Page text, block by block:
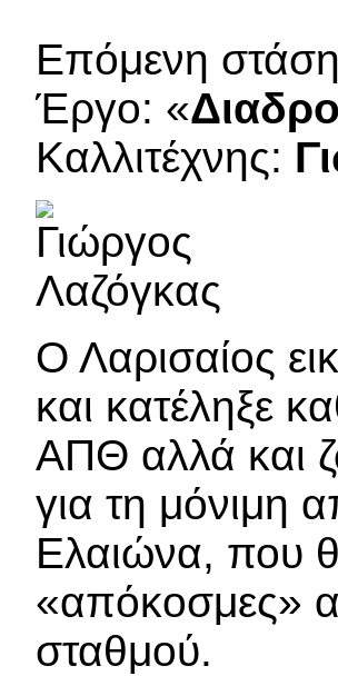
Επόμενη
Έργο: «
Καλλιτέχνης:
Ο Λαρισαίος
και κατέληξε
ΑΠΘ αλλά και
για τη μόνιμη
Ελαιώνα, που
«απόκοσμες»
σταθμού.